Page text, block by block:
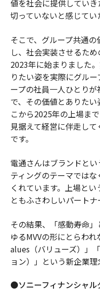
値を社会に提供してい
切っていないと感じてい
そこで、グループ共通
し、社会実装させるた
2023年に始まりました
りたい姿を実際にグル
ープの社員一人ひとり
で、その価値とありた
こから2025年の上場ま
見据えて経営に伴走し
です。
電通さんはブランドと
ティングのテーマでは
くれています。上場と
ともふさわしいパートナ
その結果、「感動寿命
ゆるMVVの形にとらわ
alues（バリューズ）」
ョン）」という新企業理
●ソニーフィナンシャル